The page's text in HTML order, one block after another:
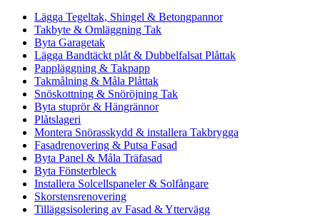
Lägga Tegeltak, Shingel & Betongpannor
Takbyte & Omläggning Tak
Byta Garagetak
Lägga Bandtäckt plåt & Dubbelfalsat Plåttak
Pappläggning & Takpapp
Takmålning & Måla Plåttak
Snöskottning & Snöröjning Tak
Byta stuprör & Hängrännor
Plåtslageri
Montera Snörasskydd & installera Takbrygga
Fasadrenovering & Putsa Fasad
Byta Panel & Måla Träfasad
Byta Fönsterbleck
Installera Solcellspaneler & Solfångare
Skorstensrenovering
Tilläggsisolering av Fasad & Yttervägg